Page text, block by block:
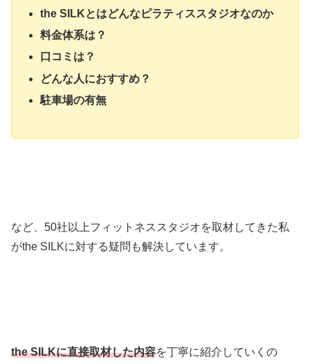
the SILKとはどんなピラティススタジオなのか
料金体系は？
口コミは？
どんな人におすすめ？
駐車場の有無
など、50社以上フィットネススタジオを取材してきた私
がthe SILKに対する疑問も解決しています。
the SILKに直接取材した内容を丁寧に紹介していくの